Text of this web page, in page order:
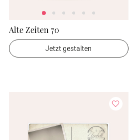
Alte Zeiten 70
Jetzt gestalten